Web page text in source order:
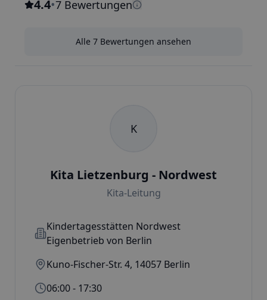
4.4•7 Bewertungen
Alle 7 Bewertungen ansehen
K
Kita Lietzenburg - Nordwest
Kita-Leitung
Kindertagesstätten Nordwest
Eigenbetrieb von Berlin
Kuno-Fischer-Str. 4, 14057 Berlin
06:00 - 17:30